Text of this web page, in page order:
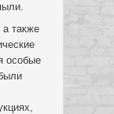
а также
особые